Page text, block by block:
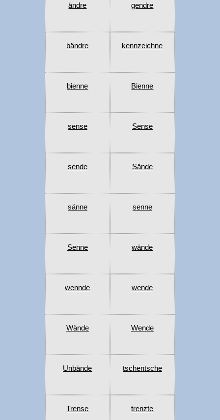
ändre gendre
bändre kennzeichne
bienne Bienne
sense Sense
sende Sände
sänne senne
Senne wände
wennde wende
Wände Wende
Unbände tschentsche
Trense trenzte